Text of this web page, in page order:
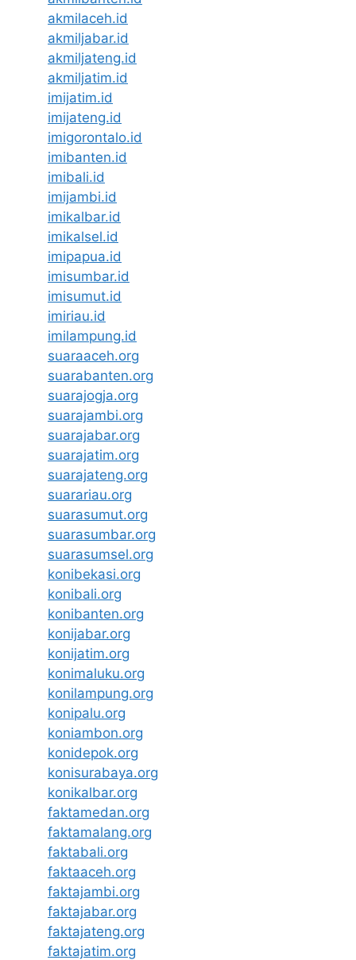
akmilaceh.id
akmiljabar.id
akmiljateng.id
akmiljatim.id
imijatim.id
imijateng.id
imigorontalo.id
imibanten.id
imibali.id
imijambi.id
imikalbar.id
imikalsel.id
imipapua.id
imisumbar.id
imisumut.id
imiriau.id
imilampung.id
suaraaceh.org
suarabanten.org
suarajogja.org
suarajambi.org
suarajabar.org
suarajatim.org
suarajateng.org
suarariau.org
suarasumut.org
suarasumbar.org
suarasumsel.org
konibekasi.org
konibali.org
konibanten.org
konijabar.org
konijatim.org
konimaluku.org
konilampung.org
konipalu.org
koniambon.org
konidepok.org
konisurabaya.org
konikalbar.org
faktamedan.org
faktamalang.org
faktabali.org
faktaaceh.org
faktajambi.org
faktajabar.org
faktajateng.org
faktajatim.org